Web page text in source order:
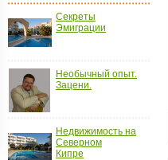
рассылку
Секреты
Эмиграции
Необычный опыт.
Зацени.
Недвижимость на
Северном
Кипре